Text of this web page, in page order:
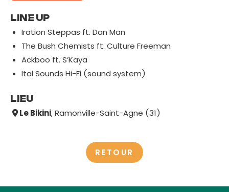
LINE UP
Iration Steppas ft. Dan Man
The Bush Chemists ft. Culture Freeman
Ackboo ft. S’Kaya
Ital Sounds Hi-Fi (sound system)
LIEU
Le Bikini, Ramonville-Saint-Agne (31)
RETOUR